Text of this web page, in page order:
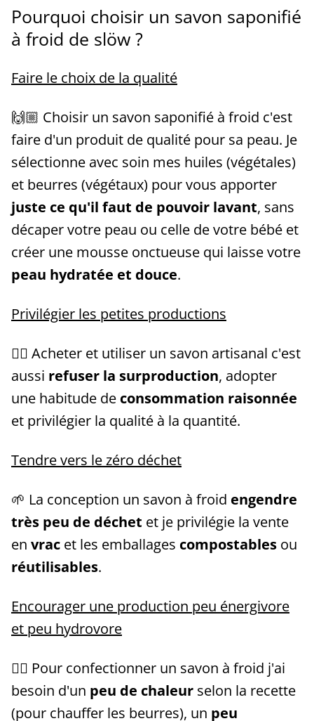
Pourquoi choisir un savon saponifié
à froid de slöw ?
Faire le choix de la qualité
🙌🏼 Choisir un savon saponifié à froid c'est
faire d'un produit de qualité pour sa peau. Je
sélectionne avec soin mes huiles (végétales)
et beurres (végétaux) pour vous apporter
juste ce qu'il faut de pouvoir lavant, sans
décaper votre peau ou celle de votre bébé et
créer une mousse onctueuse qui laisse votre
peau hydratée et douce.
Privilégier les petites productions
👍🏼 Acheter et utiliser un savon artisanal c'est
aussi refuser la surproduction, adopter
une habitude de consommation raisonnée
et privilégier la qualité à la quantité.
Tendre vers le zéro déchet
🌱 La conception un savon à froid engendre
très peu de déchet et je privilégie la vente
en vrac et les emballages compostables ou
réutilisables.
Encourager une production peu énergivore
et peu hydrovore
🖐🏼 Pour confectionner un savon à froid j'ai
besoin d'un peu de chaleur selon la recette
(pour chauffer les beurres), un peu